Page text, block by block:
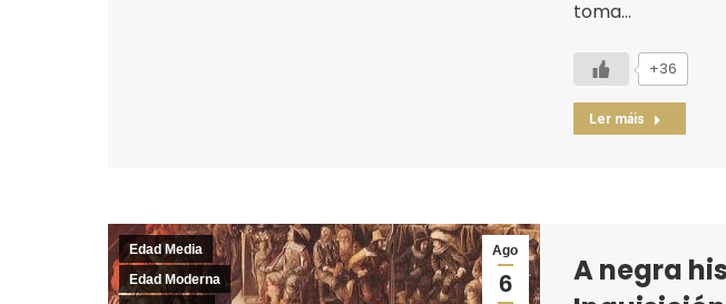
toma…
+36
Ler máis
Ago
6
Edad Media
Edad Moderna
A negra